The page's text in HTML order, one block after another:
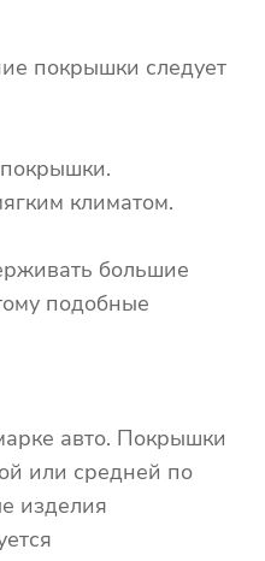
покрышки следует
климатом.
большие
подобные
авто. Покрышки
или средней по
изделия